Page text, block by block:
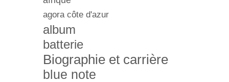
agora côte d'azur
album
batterie
Biographie et carrière
blue note